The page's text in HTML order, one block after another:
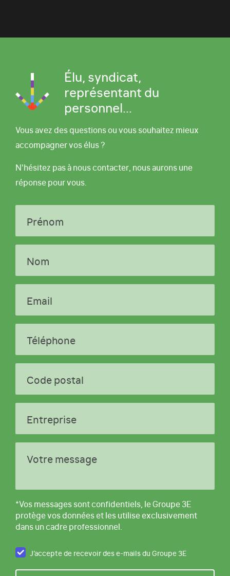
Élu, syndicat,
représentant du
personnel...
Vous avez des questions ou vous souhaitez mieux
accompagner vos élus ?
N'hésitez pas à nous contacter, nous aurons une
réponse pour vous.
Prénom
Nom
Email
Téléphone
Code postal
Entreprise
Votre message
*Vos messages sont confidentiels, le Groupe 3E
protège vos données et les utilise exclusivement
dans un cadre professionnel.
J’accepte de recevoir des e-mails du Groupe 3E